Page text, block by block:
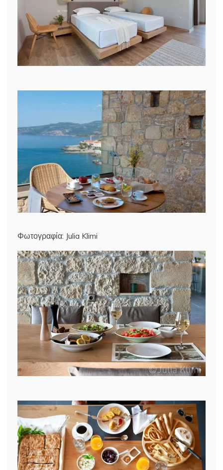
Φωτογραφία: Julia Klimi